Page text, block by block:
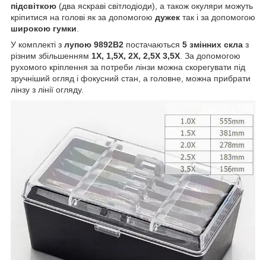
підсвіткою (два яскраві світлодіоди), а також окуляри можуть
кріпитися на голові як за допомогою дужек так і за допомогою
широкою гумки
У комплекті з лупою 9892B2 постачаються 5 змінних скла з
різним збільшенням 1Х, 1,5Х, 2Х, 2,5Х 3,5Х . За допомогою
рухомого кріплення за потреби лінзи можна скорегувати під
зручніший огляд і фокусний стан, а головне, можна прибрати
лінзу з лінії огляду.